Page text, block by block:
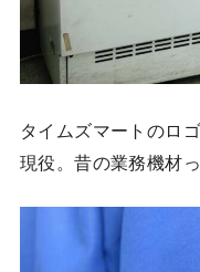
タイムズマートのロ
現役。昔の業務機材